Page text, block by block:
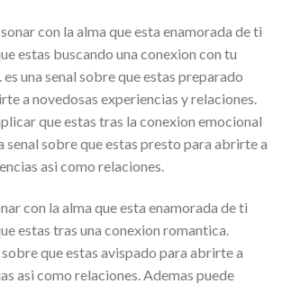
con la alma que esta enamorada de ti
estas buscando una conexion con tu
una senal sobre que estas preparado
a novedosas experiencias y relaciones.
que estas tras la conexion emocional
senal sobre que estas presto para abrirte a
asi­ como relaciones.
con la alma que esta enamorada de ti
estas tras una conexion romantica.
sobre que estas avispado para abrirte a
asi­ como relaciones. Ademas puede